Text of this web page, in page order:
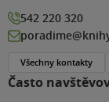
Často
542 220 320
Všechny kontakty